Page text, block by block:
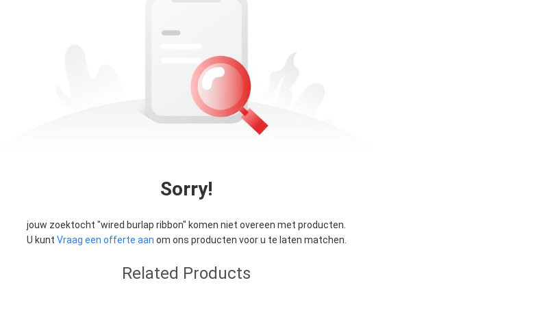
Sorry!
jouw zoektocht "wired burlap ribbon" komen niet overeen met producten.
U kunt Vraag een offerte aan om ons producten voor u te laten matchen.
Related Products